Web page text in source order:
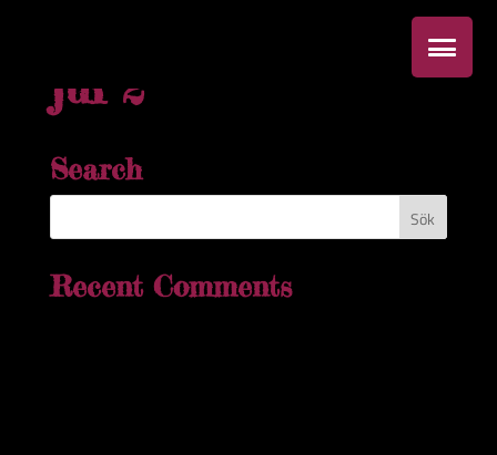
jul 2
Search
Recent Comments